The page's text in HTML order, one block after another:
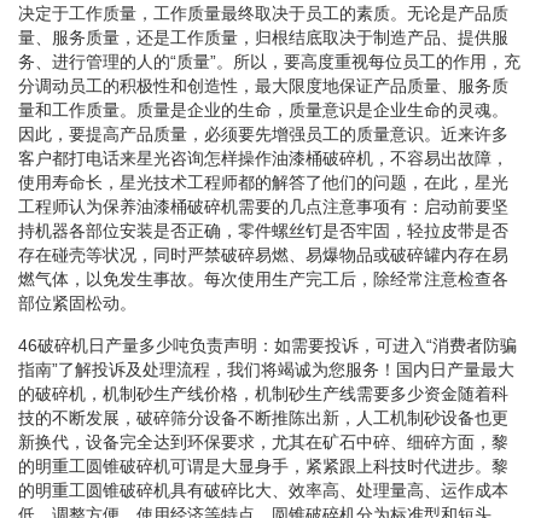
决定于工作质量，工作质量最终取决于员工的素质。无论是产品质
量、服务质量，还是工作质量，归根结底取决于制造产品、提供服
务、进行管理的人的“质量”。所以，要高度重视每位员工的作用，充
分调动员工的积极性和创造性，最大限度地保证产品质量、服务质
量和工作质量。质量是企业的生命，质量意识是企业生命的灵魂。
因此，要提高产品质量，必须要先增强员工的质量意识。近来许多
客户都打电话来星光咨询怎样操作油漆桶破碎机，不容易出故障，
使用寿命长，星光技术工程师都的解答了他们的问题，在此，星光
工程师认为保养油漆桶破碎机需要的几点注意事项有：启动前要坚
持机器各部位安装是否正确，零件螺丝钉是否牢固，轻拉皮带是否
存在碰壳等状况，同时严禁破碎易燃、易爆物品或破碎罐内存在易
燃气体，以免发生事故。每次使用生产完工后，除经常注意检查各
部位紧固松动。
46破碎机日产量多少吨负责声明：如需要投诉，可进入“消费者防骗
指南”了解投诉及处理流程，我们将竭诚为您服务！国内日产量最大
的破碎机，机制砂生产线价格，机制砂生产线需要多少资金随着科
技的不断发展，破碎筛分设备不断推陈出新，人工机制砂设备也更
新换代，设备完全达到环保要求，尤其在矿石中碎、细碎方面，黎
的明重工圆锥破碎机可谓是大显身手，紧紧跟上科技时代进步。黎
的明重工圆锥破碎机具有破碎比大、效率高、处理量高、运作成本